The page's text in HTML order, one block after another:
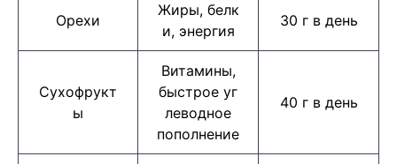
Орехи
Жиры, белк
и, энергия
30 г в день
Сухофрукт
ы
Витамины,
быстрое уг
леводное
пополнение
40 г в день